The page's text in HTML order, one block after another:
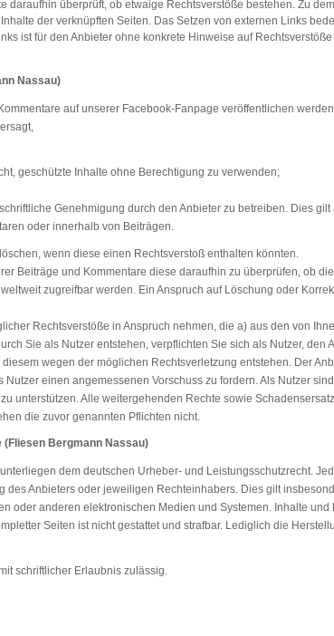
überprüft, ob etwaige Rechtsverstöße bestehen. Zu
der verknüpften Seiten. Das Setzen von externen Links
ist für den Anbieter ohne konkrete Hinweise auf
Nassau)
auf unserer Facebook-Fanpage veröffentlichen
geschützte Inhalte ohne Berechtigung zu verwenden;
Genehmigung durch den Anbieter zu betreiben. Dies
oder innerhalb von Beiträgen.
wenn diese einen Rechtsverstoß enthalten könnten.
Beiträge und Kommentare diese daraufhin zu überprüfen, ob
zugreifbar werden. Ein Anspruch auf Löschung oder
Rechtsverstöße in Anspruch nehmen, die a) aus den von
Sie als Nutzer entstehen, verpflichten Sie sich als Nutzer,
wegen der möglichen Rechtsverletzung entstehen. Der
einen angemessenen Vorschuss zu fordern. Als Nutzer
unterstützen. Alle weitergehenden Rechte sowie
die zuvor genannten Pflichten nicht.
(Fliesen Bergmann Nassau)
dem deutschen Urheber- und Leistungsschutzrecht.
des Anbieters oder jeweiligen Rechteinhabers. Dies gilt
oder anderen elektronischen Medien und Systemen. Inhalte
Seiten ist nicht gestattet und strafbar. Lediglich die
schriftlicher Erlaubnis zulässig.